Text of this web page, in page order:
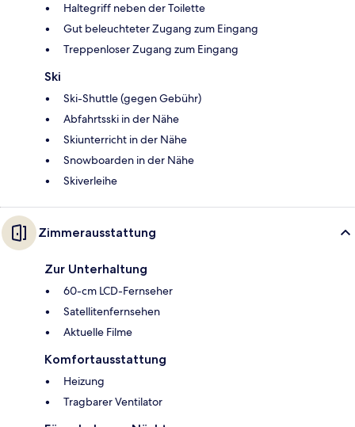
Haltegriff neben der Toilette
Gut beleuchteter Zugang zum Eingang
Treppenloser Zugang zum Eingang
Ski
Ski-Shuttle (gegen Gebühr)
Abfahrtsski in der Nähe
Skiunterricht in der Nähe
Snowboarden in der Nähe
Skiverleihe
Zimmerausstattung
Zur Unterhaltung
60-cm LCD-Fernseher
Satellitenfernsehen
Aktuelle Filme
Komfortausstattung
Heizung
Tragbarer Ventilator